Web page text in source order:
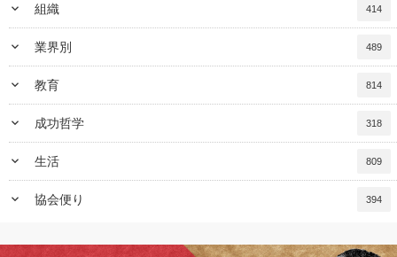
keyboard_arrow_down 組織 414
keyboard_arrow_down 業界別 489
keyboard_arrow_down 教育 814
keyboard_arrow_down 成功哲学 318
keyboard_arrow_down 生活 809
keyboard_arrow_down 協会便り 394